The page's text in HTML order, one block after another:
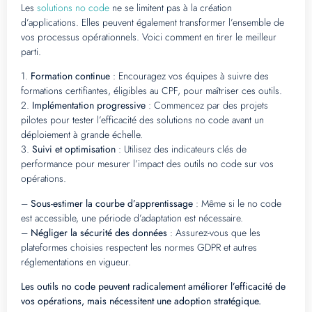
Les solutions no code ne se limitent pas à la création
d’applications. Elles peuvent également transformer l’ensemble de
vos processus opérationnels. Voici comment en tirer le meilleur
parti.
1. Formation continue : Encouragez vos équipes à suivre des
formations certifiantes, éligibles au CPF, pour maîtriser ces outils.
2. Implémentation progressive : Commencez par des projets
pilotes pour tester l’efficacité des solutions no code avant un
déploiement à grande échelle.
3. Suivi et optimisation : Utilisez des indicateurs clés de
performance pour mesurer l’impact des outils no code sur vos
opérations.
– Sous-estimer la courbe d’apprentissage : Même si le no code
est accessible, une période d’adaptation est nécessaire.
– Négliger la sécurité des données : Assurez-vous que les
plateformes choisies respectent les normes GDPR et autres
réglementations en vigueur.
Les outils no code peuvent radicalement améliorer l’efficacité de
vos opérations, mais nécessitent une adoption stratégique.